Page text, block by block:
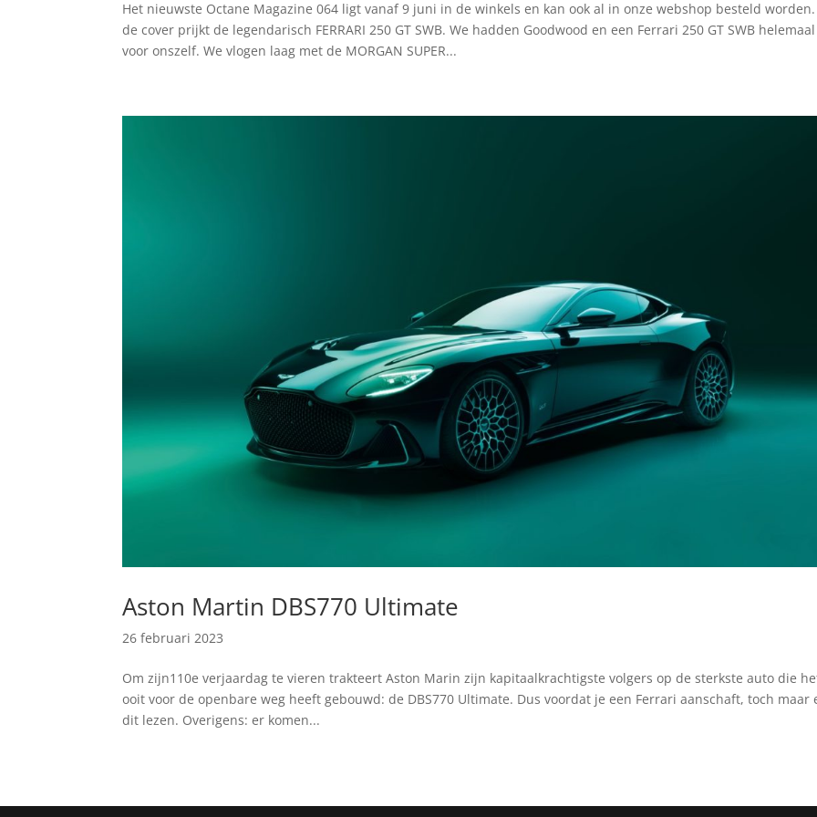
Het nieuwste Octane Magazine 064 ligt vanaf 9 juni in de winkels en kan ook al in onze webshop besteld
de cover prijkt de legendarisch FERRARI 250 GT SWB. We hadden Goodwood en een Ferrari 250 GT SWB helemaal
voor onszelf. We vlogen laag met de MORGAN SUPER...
Aston Martin DBS770 Ultimate
26 februari 2023
Om zijn110e verjaardag te vieren trakteert Aston Marin zijn kapitaalkrachtigste volgers op de sterkste auto die
ooit voor de openbare weg heeft gebouwd: de DBS770 Ultimate. Dus voordat je een Ferrari aanschaft, toch maar
dit lezen. Overigens: er komen...